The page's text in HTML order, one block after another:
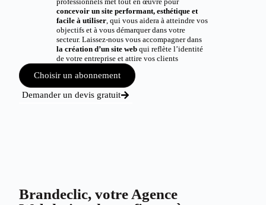
concevoir un site performant, esthétique et
facile à utiliser, qui vous aidera à atteindre vos
objectifs et à vous démarquer dans votre
secteur. Laissez-nous vous accompagner dans
la création d’un site webqui reflète l’identité
de votre entreprise et attire vos clients
Choisir un abonnement
Demander un devis gratuit
Brandeclic, votre Agence